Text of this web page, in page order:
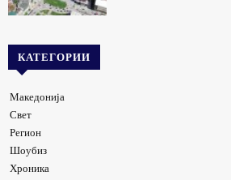
КАТЕГОРИИ
Македонија
Свет
Регион
Шоубиз
Хроника